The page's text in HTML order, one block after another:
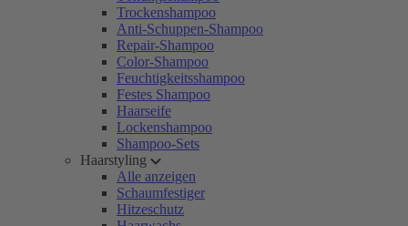
Trockenshampoo
Anti-Schuppen-Shampoo
Repair-Shampoo
Color-Shampoo
Feuchtigkeitsshampoo
Festes Shampoo
Haarseife
Lockenshampoo
Shampoo-Sets
Haarstyling
Alle anzeigen
Schaumfestiger
Hitzeschutz